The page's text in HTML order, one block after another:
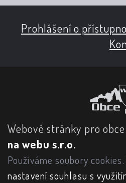
Prohlášení o
Webové stránky pro
na webu s.r.o.
Používáme soubory
nastavení souhlasu s